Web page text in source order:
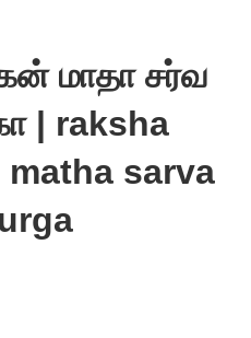
மாதா சர்வ
| raksha
sarva